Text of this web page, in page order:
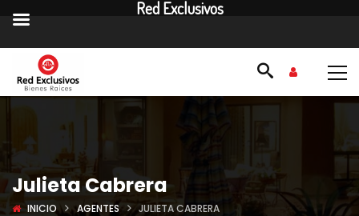
Julieta Cabrera
INICIO AGENTES JULIETA CABRERA
Red Exclusivos